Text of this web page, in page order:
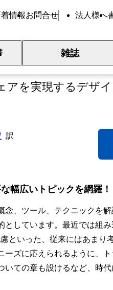
情報お問合せ 法人様へ
雑誌
ム（第2版）
アを実現するデザ
訳
幅広いトピックを網羅！
念、ツール、テクニックを
しています。最近では組
といった、従来にはあまり
ーズに応えられるように、
ての章も設けるなど、時代